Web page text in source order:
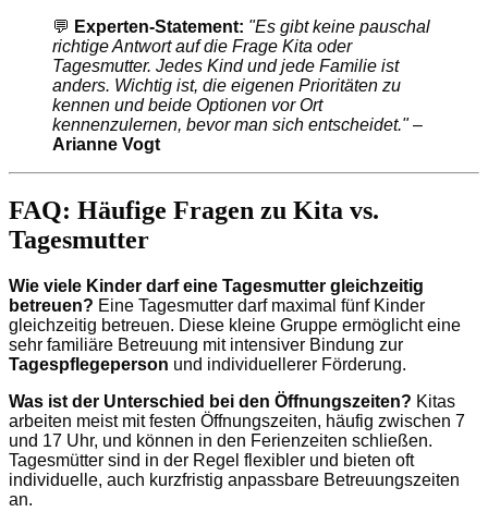
💬 Experten-Statement: "Es gibt keine pauschal
richtige Antwort auf die Frage Kita oder
Tagesmutter. Jedes Kind und jede Familie ist
anders. Wichtig ist, die eigenen Prioritäten zu
kennen und beide Optionen vor Ort
kennenzulernen, bevor man sich entscheidet."–
Arianne Vogt
FAQ: Häufige Fragen zu Kita vs.
Tagesmutter
Wie viele Kinder darf eine Tagesmutter gleichzeitig
betreuen? Eine Tagesmutter darf maximal fünf Kinder
gleichzeitig betreuen. Diese kleine Gruppe ermöglicht eine
sehr familiäre Betreuung mit intensiver Bindung zur
Tagespflegeperson und individuellerer Förderung.
Was ist der Unterschied bei den Öffnungszeiten? Kitas
arbeiten meist mit festen Öffnungszeiten, häufig zwischen 7
und 17 Uhr, und können in den Ferienzeiten schließen.
Tagesmütter sind in der Regel flexibler und bieten oft
individuelle, auch kurzfristig anpassbare Betreuungszeiten
an.